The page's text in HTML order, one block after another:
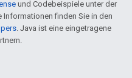
und Codebeispiele unter der
Informationen finden Sie in den
. Java ist eine eingetragene